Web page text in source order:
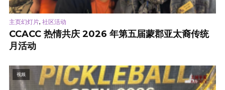
主页幻灯片, 社区活动
CCACC 热情共庆 2026 年第五届蒙郡亚太裔传统
月活动
视频